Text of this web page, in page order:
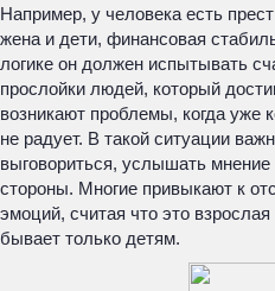
Например, у человека есть
жена и дети, финансовая
логике он должен испытывать
прослойки людей, который
возникают проблемы, когда уже
не радует. В такой ситуации
выговориться, услышать мнение
стороны. Многие привыкают к
эмоций, считая что это
бывает только детям.